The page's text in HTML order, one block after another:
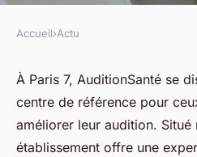
chez
mieux !
Accueil›Actu
À Paris 7, AuditionSanté se
centre de référence pour
améliorer leur audition. Situé
établissement offre une